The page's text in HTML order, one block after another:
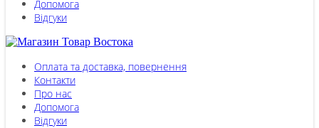
Допомога
Відгуки
Оплата та доставка, повернення
Контакти
Про нас
Допомога
Відгуки